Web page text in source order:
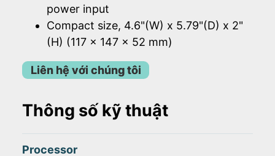
power input
Compact size, 4.6"(W) x 5.79"(D) x 2"
(H) (117 x 147 x 52 mm)
Liên hệ với chúng tôi
Thông số kỹ thuật
Processor